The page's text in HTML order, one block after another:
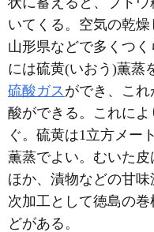
いてくる。空気の乾燥
山形県などで多くつ
には硫黄(いおう)薫蒸
硫酸ガス ができ、こ
酸ができる。これに
ぐ。硫黄は1立方メー
薫蒸でよい。むいた
ほか、漬物などの甘
次加工として徳島の
どがある。